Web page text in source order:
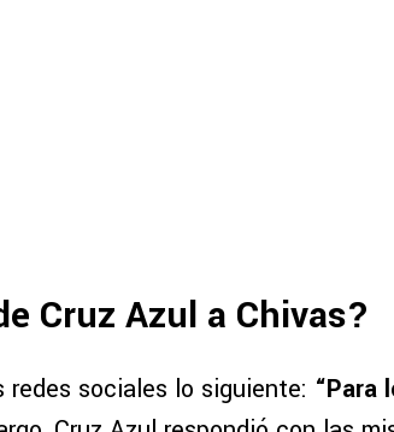
Cruz Azul a Chivas?
redes sociales lo siguiente: “Para